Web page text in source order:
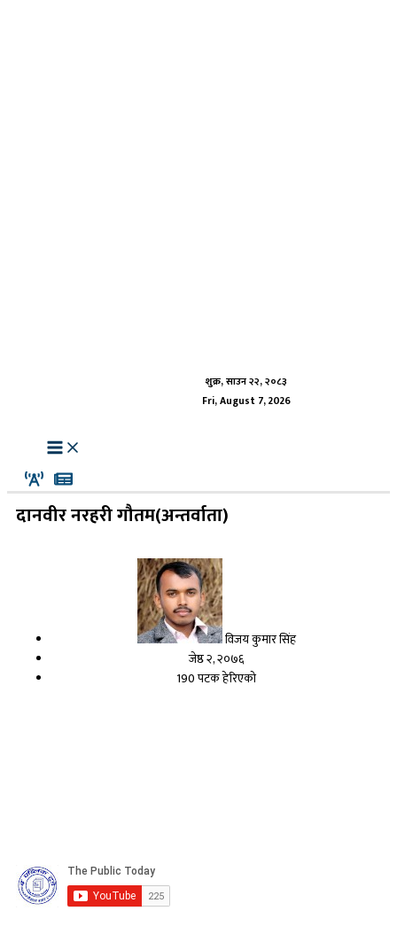
शुक्र, साउन २२, २०८३
Fri, August 7, 2026
दानवीर नरहरी गौतम(अन्तर्वाता)
विजय कुमार सिंह
जेष्ठ २, २०७६
190 पटक हेरिएको